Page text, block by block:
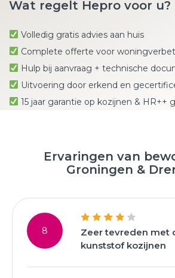
Wat regelt Hepro voor u?
Volledig gratis advies aan huis
Complete offerte voor
Hulp bij aanvraag + technische
Uitvoering door erkend en
15 jaar garantie op kozijnen & HR++
Ervaringen van
Groningen &
8
Zeer tevreden met
kunststof kozijnen